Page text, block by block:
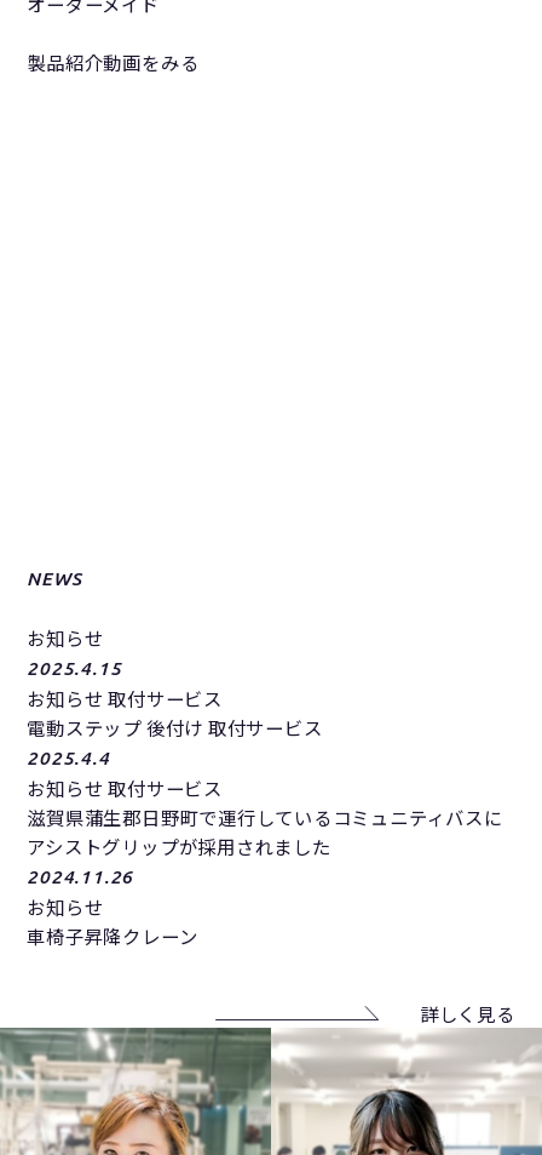
製品紹介動画をみる
NEWS
お知らせ
2025.4.15
お知らせ 取付サービス
電動ステップ 後付け 取付サービス
2025.4.4
お知らせ 取付サービス
滋賀県蒲生郡日野町で運行しているコミュニティバスに
アシストグリップが採用されました
2024.11.26
お知らせ
車椅子昇降クレーン
詳しく見る